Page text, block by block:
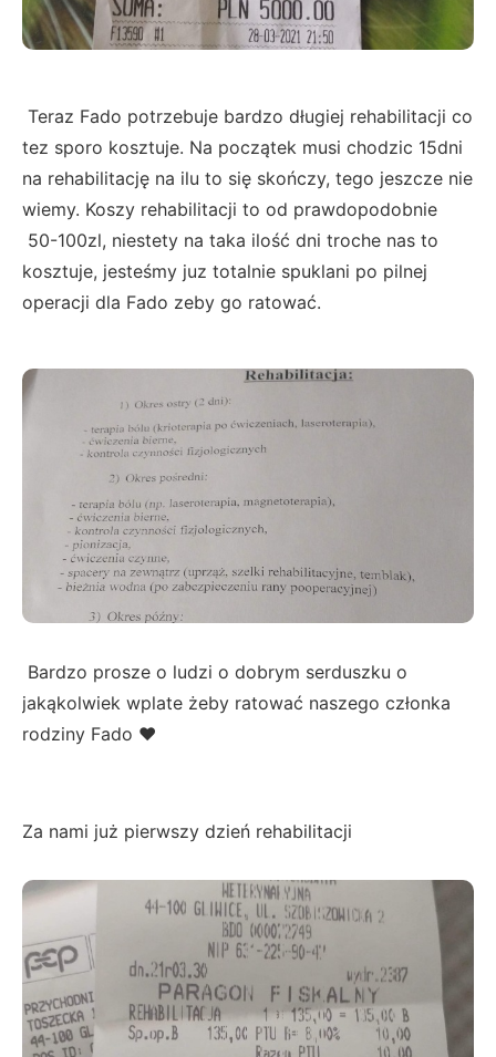
Teraz Fado potrzebuje bardzo długiej rehabilitacji co
tez sporo kosztuje. Na początek musi chodzic 15dni
na rehabilitację na ilu to się skończy, tego jeszcze nie
wiemy. Koszy rehabilitacji to od prawdopodobnie
50-100zl, niestety na taka ilość dni troche nas to
kosztuje, jesteśmy juz totalnie spuklani po pilnej
operacji dla Fado zeby go ratować.
Bardzo prosze o ludzi o dobrym serduszku o
jakąkolwiek wplate żeby ratować naszego członka
rodziny Fado ❤
Za nami już pierwszy dzień rehabilitacji